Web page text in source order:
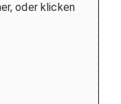
oder klicken